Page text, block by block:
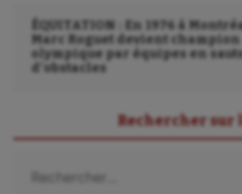
ÉQUITATION : En 1976 à
Marc Roguet devient champion
olympique par équipes en
d’obstacles
Rechercher sur